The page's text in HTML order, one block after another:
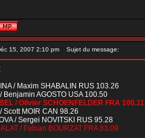
15, 2007 2:10 pm Sujet du message:
/ Maxim SHABALIN RUS 103.26
Benjamin AGOSTO USA 100.50
/ Olivier SCHOENFELDER FRA 100.11
Scott MOIR CAN 98.26
/ Sergei NOVITSKI RUS 95.28
/ Fabian BOURZAT FRA 83.09